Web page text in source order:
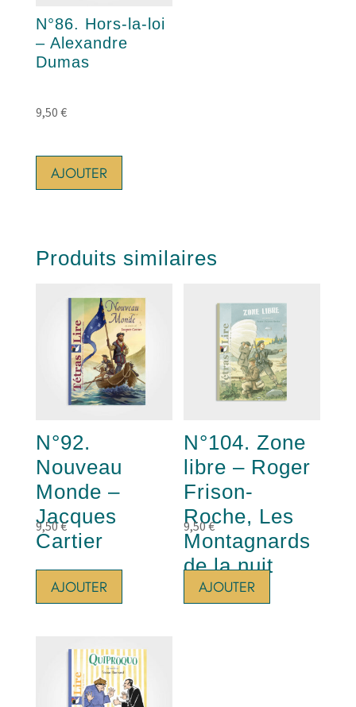
N°86. Hors-la-loi
– Alexandre
Dumas
9,50 €
AJOUTER
Produits similaires
N°92.
Nouveau
Monde –
Jacques
Cartier
9,50€
AJOUTER
N°104. Zone
libre – Roger
Frison-
Roche, Les
Montagnards
de la nuit
9,50€
AJOUTER